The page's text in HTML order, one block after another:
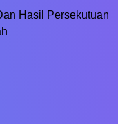
Hasil Persekutuan